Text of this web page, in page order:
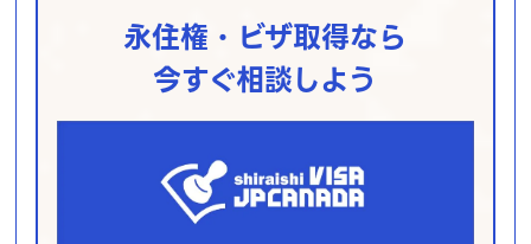
永住権・ビザ取得なら
今すぐ相談しよう